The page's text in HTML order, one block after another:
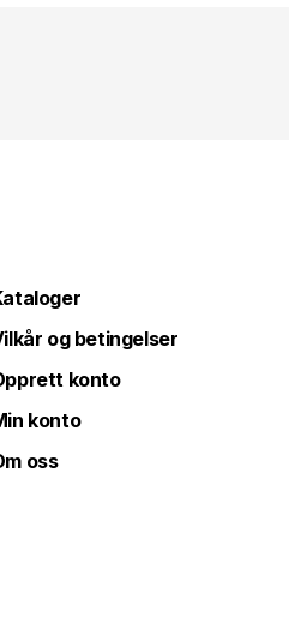
og betingelser
konto
konto
oss